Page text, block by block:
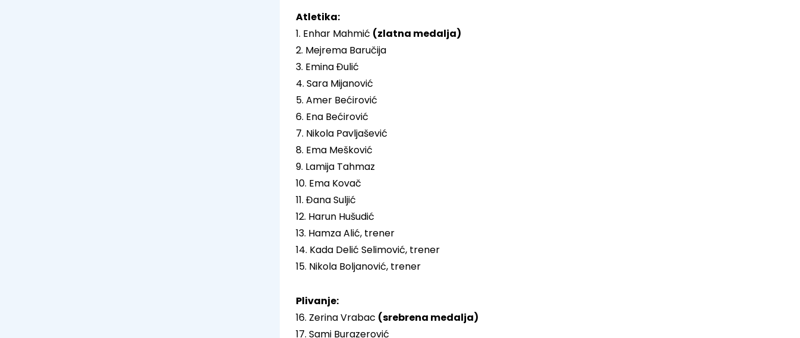
Atletika:
1. Enhar Mahmić (zlatna medalja)
2. Mejrema Baručija
3. Emina Đulić
4. Sara Mijanović
5. Amer Bećirović
6. Ena Bećirović
7. Nikola Pavljašević
8. Ema Mešković
9. Lamija Tahmaz
10. Ema Kovač
11. Đana Suljić
12. Harun Hušudić
13. Hamza Alić, trener
14. Kada Delić Selimović, trener
15. Nikola Boljanović, trener
Plivanje:
16. Zerina Vrabac (srebrena medalja)
17. Sami Burazerović